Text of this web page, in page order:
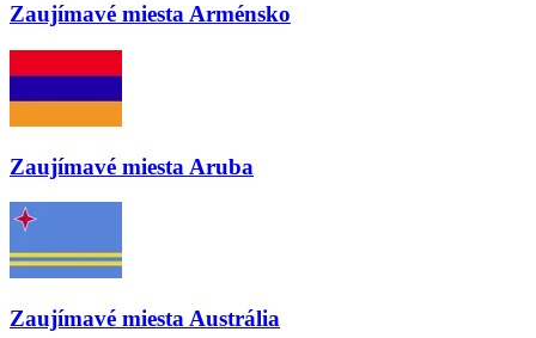
Zaujímavé miestaArménsko
Zaujímavé miesta Aruba
Zaujímavé miesta Austrália